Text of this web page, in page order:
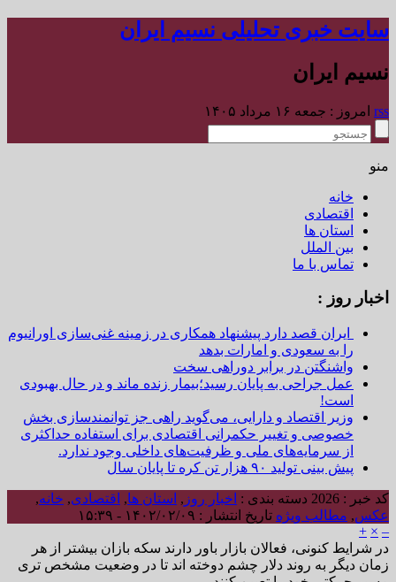
سایت خبری تحلیلی نسیم ایران
نسیم ایران
rss امروز : جمعه ۱۶ مرداد ۱۴۰۵
منو
خانه
اقتصادی
استان ها
بین الملل
تماس با ما
اخبار روز :
ایران قصد دارد پیشنهاد همکاری در زمینه غنی‌سازی اورانیوم
را به سعودی و امارات بدهد
واشنگتن در برابر دوراهی سخت
عمل جراحی به پایان رسید؛بیمار زنده ماند و در حال بهبودی
است!
وزیر اقتصاد و دارایی، می‌گوید راهی جز توانمندسازی بخش
خصوصی و تغییر حکمرانی اقتصادی برای استفاده حداکثری
از سرمایه‌های ملی و ظرفیت‌های داخلی وجود ندارد.
پیش بینی تولید ۹۰ هزار تن کره تا پایان سال
کد خبر : 2026 دسته بندی : اخبار روز , استان ها, اقتصادی, خانه,
عکس, مطالب ویژه تاریخ انتشار : ۱۴۰۲/۰۲/۰۹ - ۱۵:۳۹
–
×
+
در شرایط کنونی، فعالان بازار باور دارند سکه بازان بیشتر از هر
زمان دیگر به روند دلار چشم دوخته اند تا در وضعیت مشخص تری